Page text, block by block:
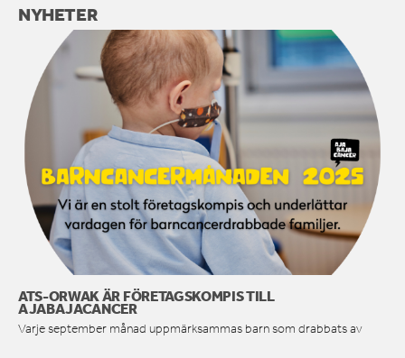
NYHETER
ATS-ORWAK ÄR FÖRETAGSKOMPIS TILL
AJABAJACANCER
Varje september månad uppmärksammas barn som drabbats av